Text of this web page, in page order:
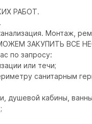
РАБОТ.
Монтаж,
ЗАКУПИТЬ ВСЕ
по запросу:
или течи;
санитарным
душевой кабины, ванны,